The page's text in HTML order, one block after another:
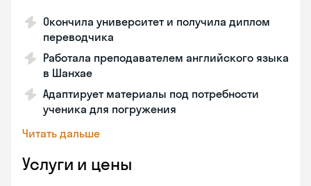
Окончила университет и получила диплом
переводчика
Работала преподавателем английского языка
в Шанхае
Адаптирует материалы под потребности
ученика для погружения
Читать дальше
Услуги и цены